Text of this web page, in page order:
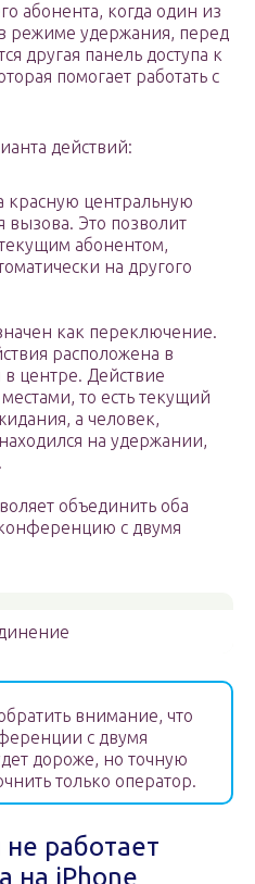
абонента, когда один из
режиме удержания, перед
другая панель доступа к
помогает работать с
действий:
красную центральную
Это позволит
абонентом,
на другого
как переключение.
расположена в
центре. Действие
то есть текущий
а человек,
на удержании,
объединить оба
с двумя
внимание, что
с двумя
дороже, но точную
только оператор.
работает
на iPhone